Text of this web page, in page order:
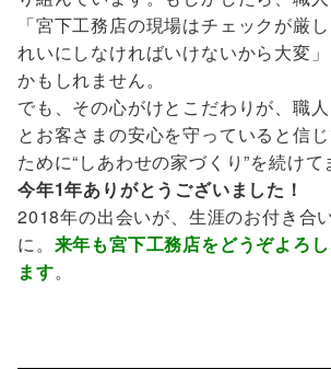
「宮下工務店の現場はチェックが厳
れいにしなければいけないから大変
かもしれません。
でも、その心がけとこだわりが、職
とお客さまの安心を守っていると信
ために“しあわせの家づくり”を続けて
今年1年ありがとうございました！
2018年の出会いが、生涯のお付き合
に。 来年も宮下工務店をどうぞよろ
ます。